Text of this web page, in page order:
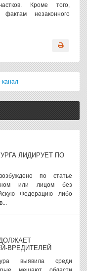
Кроме того,
незаконного
канал
ЛИДИРУЕТ ПО
по статье
или лицом без
Федерацию либо
ВРЕДИТЕЛЕЙ
выявила среди